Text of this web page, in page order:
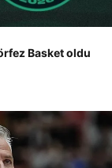
Basket oldu